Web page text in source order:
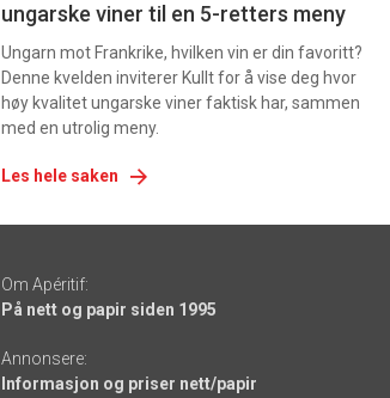
ungarske viner til en 5-retters meny
Ungarn mot Frankrike, hvilken vin er din favoritt?
Denne kvelden inviterer Kullt for å vise deg hvor
høy kvalitet ungarske viner faktisk har, sammen
med en utrolig meny.
Les hele saken
Om Apéritif:
På nett og papir siden 1995
Annonsere:
Informasjon og priser nett/papir